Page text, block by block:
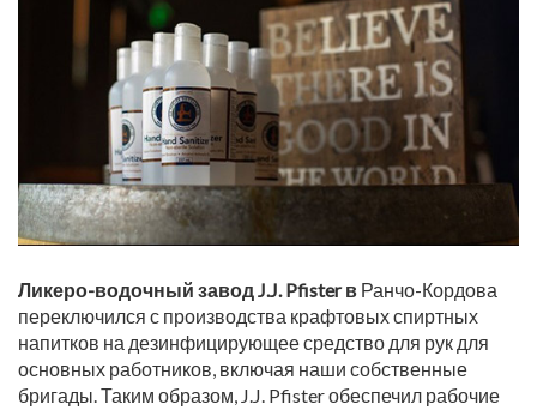
Ликеро-водочный завод J.J. Pfister в Ранчо-Кордова
переключился с производства крафтовых спиртных
напитков на дезинфицирующее средство для рук для
основных работников, включая наши собственные
бригады. Таким образом, J.J. Pfister обеспечил рабочие